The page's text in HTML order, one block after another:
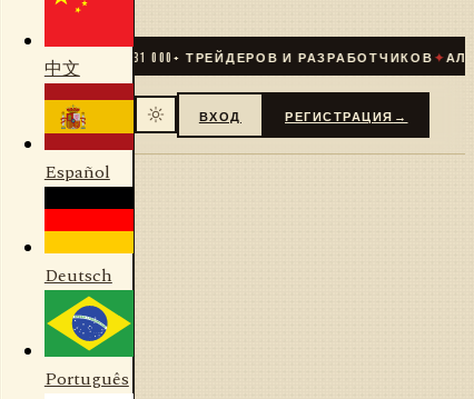
СООБЩЕСТВО 31 000+ ТРЕЙДЕРОВ И РАЗРАБОТЧИКОВ ✦
中文
Español
Deutsch
Português
ВХОД РЕГИСТРАЦИЯ →